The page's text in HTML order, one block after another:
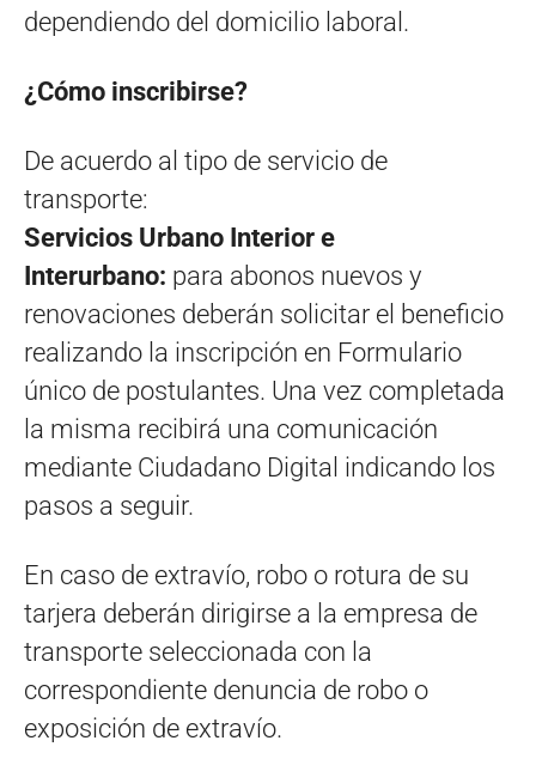
dependiendo del domicilio laboral.
¿Cómo inscribirse?
De acuerdo al tipo de servicio de
transporte:
Servicios Urbano Interior e
Interurbano: para abonos nuevos y
renovaciones deberán solicitar el beneficio
realizando la inscripción en Formulario
único de postulantes. Una vez completada
la misma recibirá una comunicación
mediante Ciudadano Digital indicando los
pasos a seguir.
En caso de extravío, robo o rotura de su
tarjera deberán dirigirse a la empresa de
transporte seleccionada con la
correspondiente denuncia de robo o
exposición de extravío.